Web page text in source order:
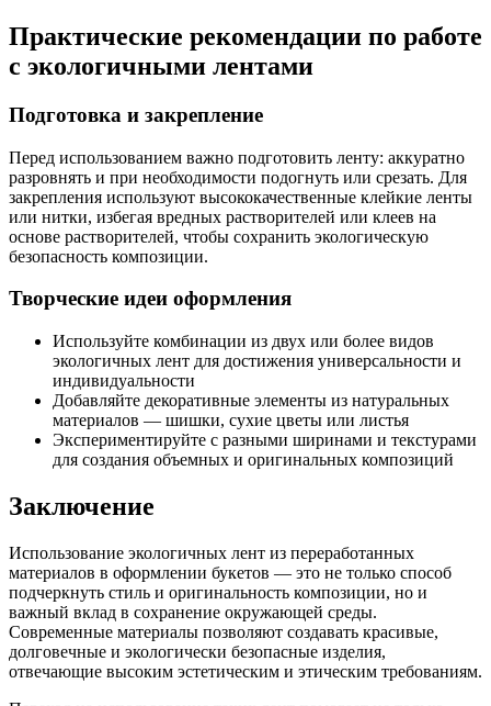
Практические рекомендации по работе
с экологичными лентами
Подготовка и закрепление
Перед использованием важно подготовить ленту: аккуратно
разровнять и при необходимости подогнуть или срезать. Для
закрепления используют высококачественные клейкие ленты
или нитки, избегая вредных растворителей или клеев на
основе растворителей, чтобы сохранить экологическую
безопасность композиции.
Творческие идеи оформления
Используйте комбинации из двух или более видов
экологичных лент для достижения универсальности и
индивидуальности
Добавляйте декоративные элементы из натуральных
материалов — шишки, сухие цветы или листья
Экспериментируйте с разными ширинами и текстурами
для создания объемных и оригинальных композиций
Заключение
Использование экологичных лент из переработанных
материалов в оформлении букетов — это не только способ
подчеркнуть стиль и оригинальность композиции, но и
важный вклад в сохранение окружающей среды.
Современные материалы позволяют создавать красивые,
долговечные и экологически безопасные изделия,
отвечающие высоким эстетическим и этическим требованиям.